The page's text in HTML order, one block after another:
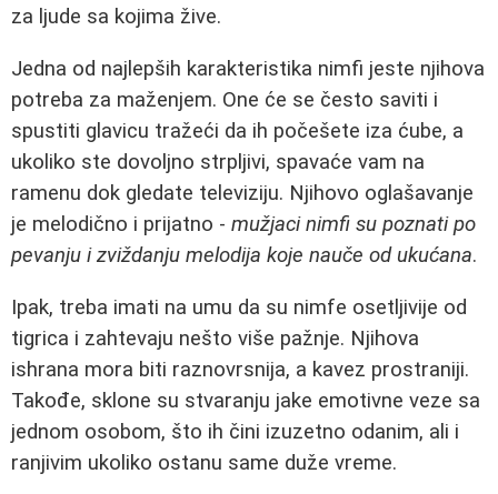
za ljude sa kojima žive.
Jedna od najlepših karakteristika nimfi jeste njihova
potreba za maženjem. One će se često saviti i
spustiti glavicu tražeći da ih počešete iza ćube, a
ukoliko ste dovoljno strpljivi, spavaće vam na
ramenu dok gledate televiziju. Njihovo oglašavanje
je melodično i prijatno - mužjaci nimfi su poznati po
pevanju i zviždanju melodija koje nauče od ukućana.
Ipak, treba imati na umu da su nimfe osetljivije od
tigrica i zahtevaju nešto više pažnje. Njihova
ishrana mora biti raznovrsnija, a kavez prostraniji.
Takođe, sklone su stvaranju jake emotivne veze sa
jednom osobom, što ih čini izuzetno odanim, ali i
ranjivim ukoliko ostanu same duže vreme.